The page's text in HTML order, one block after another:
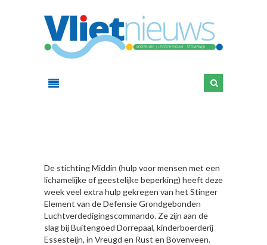
De stichting Middin (hulp voor mensen met een
lichamelijke of geestelijke beperking) heeft deze
week veel extra hulp gekregen van het Stinger
Element van de Defensie Grondgebonden
Luchtverdedigingscommando. Ze zijn aan de
slag bij Buitengoed Dorrepaal, kinderboerderij
Essesteijn, in Vreugd en Rust en Bovenveen.